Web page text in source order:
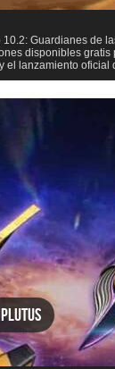
Guardianes de
disponibles
el lanzamiento oficial